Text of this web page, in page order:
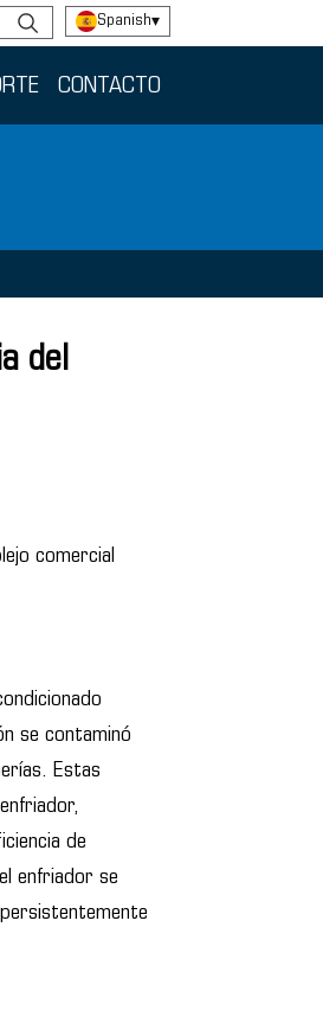
Spanish▾
CONTACTO
del
comercial
se contaminó
Estas
de
enfriador se